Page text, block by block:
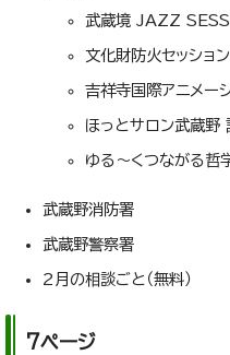
武蔵境 JAZZ
文化財防火セッション
吉祥寺国際アニメー
ほっとサロン武蔵野
ゆる～くつながる哲
武蔵野消防署
武蔵野警察署
2月の相談ごと（無料）
7ページ